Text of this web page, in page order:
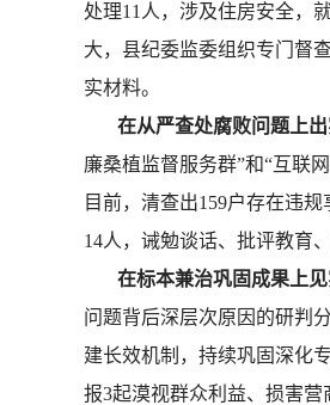
处理11人，涉及住房安全，
大，县纪委监委组织专门督
实材料。
在从严查处腐败问题上出
廉桑植监督服务群”和“互联
目前，清查出159户存在违
14人，诫勉谈话、批评教育
在标本兼治巩固成果上见
问题背后深层次原因的研判
建长效机制，持续巩固深化
报3起漠视群众利益、损害